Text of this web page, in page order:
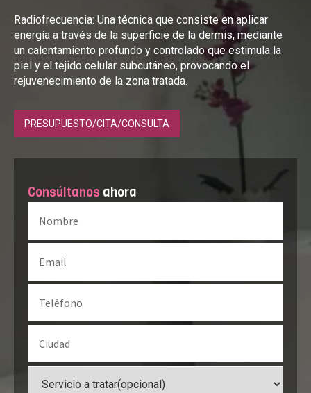
Radiofrecuencia: Una técnica que consiste en aplicar
energía a través de la superficie de la dermis, mediante
un calentamiento profundo y controlado que estimula la
piel y el tejido celular subcutáneo, provocando el
rejuvenecimiento de la zona tratada.
PRESUPUESTO/CITA/CONSULTA
Consúltanos ahora